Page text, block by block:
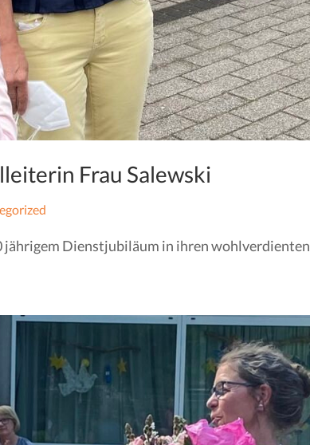
Frau Salewski
jährigem Dienstjubiläum in ihren wohlverdienten